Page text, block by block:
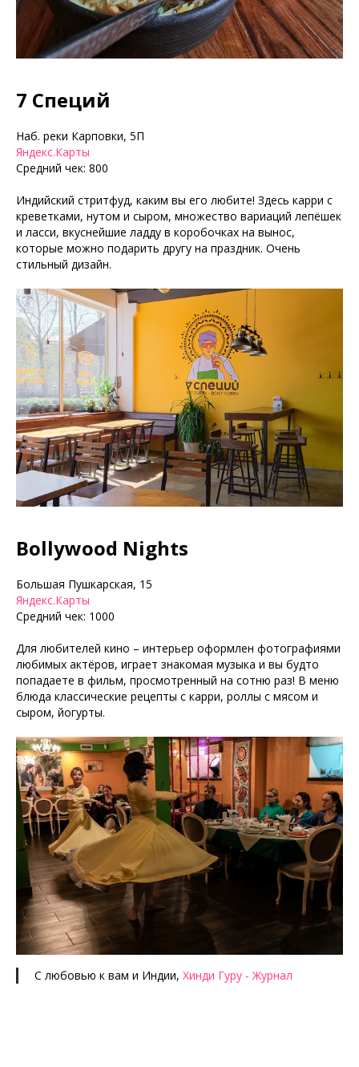
7 Специй
Наб. реки Карповки, 5П
Яндекс.Карты
Средний чек: 800
Индийский стритфуд, каким вы его любите! Здесь карри с
креветками, нутом и сыром, множество вариаций лепёшек
и ласси, вкуснейшие ладду в коробочках на вынос,
которые можно подарить другу на праздник. Очень
стильный дизайн.
Bollywood Nights
Большая Пушкарская, 15
Яндекс.Карты
Средний чек: 1000
Для любителей кино – интерьер оформлен фотографиями
любимых актёров, играет знакомая музыка и вы будто
попадаете в фильм, просмотренный на сотню раз! В меню
блюда классические рецепты с карри, роллы с мясом и
сыром, йогурты.
С любовью к вам и Индии, Хинди Гуру - Журнал